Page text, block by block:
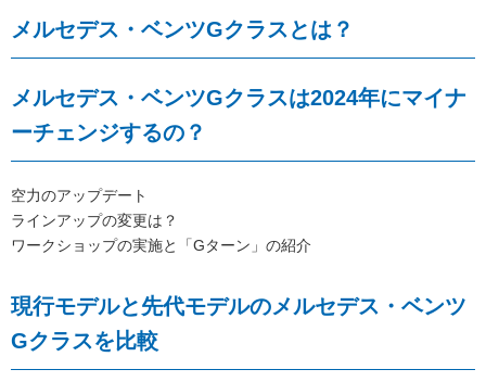
メルセデス・ベンツGクラスとは？
メルセデス・ベンツGクラスは2024年にマイナ
ーチェンジするの？
空力のアップデート
ラインアップの変更は？
ワークショップの実施と「Gターン」の紹介
現行モデルと先代モデルのメルセデス・ベンツ
Gクラスを比較